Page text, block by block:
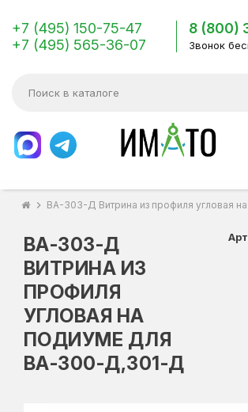
+7 (495) 150-75-47
+7 (495) 565-36-07
8 (800)
Звонок
chevron_right ВА-303-Д Витрина из профиля угловая
ВА-303-Д
ВИТРИНА ИЗ
ПРОФИЛЯ
УГЛОВАЯ НА
ПОДИУМЕ ДЛЯ
ВА-300-Д,301-Д